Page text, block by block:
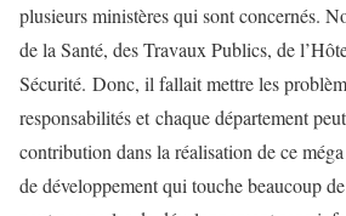
plusieurs ministères qui sont concernés.
de la Santé, des Travaux Publics, de
Sécurité. Donc, il fallait mettre les
responsabilités et chaque département
contribution dans la réalisation de ce
de développement qui touche beaucoup